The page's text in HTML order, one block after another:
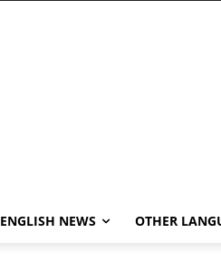
ENGLISH NEWS OTHER